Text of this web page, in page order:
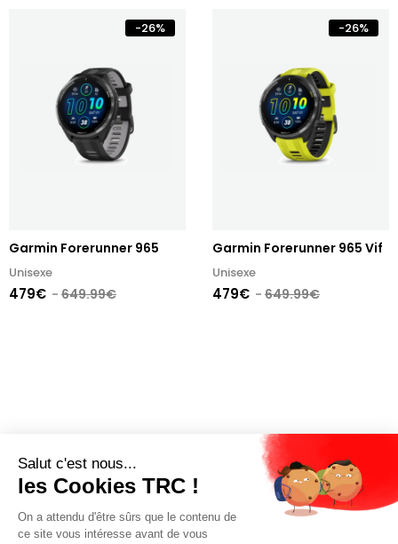
Salut c'est nous...
les Cookies TRC !
On a attendu d'être sûrs que le contenu de
ce site vous intéresse avant de vous
-26%
Garmin Forerunner 965
Unisexe
479€ 649.99€
-26%
Garmin Forerunner 965 Vif
Unisexe
479€ 649.99€